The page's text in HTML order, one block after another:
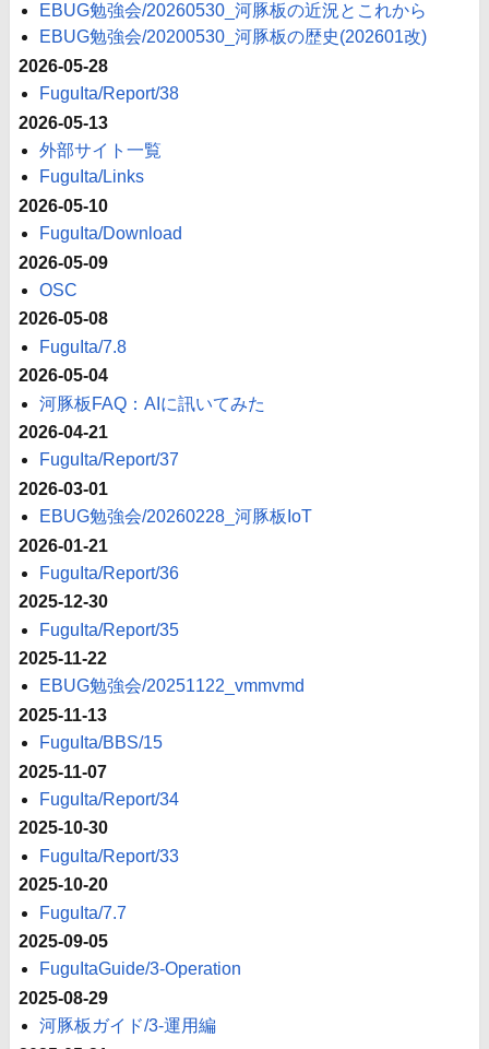
EBUG勉強会/20260530_河豚板の近況とこれから
EBUG勉強会/20200530_河豚板の歴史(202601改)
2026-05-28
FuguIta/Report/38
2026-05-13
外部サイト一覧
FuguIta/Links
2026-05-10
FuguIta/Download
2026-05-09
OSC
2026-05-08
FuguIta/7.8
2026-05-04
河豚板FAQ：AIに訊いてみた
2026-04-21
FuguIta/Report/37
2026-03-01
EBUG勉強会/20260228_河豚板IoT
2026-01-21
FuguIta/Report/36
2025-12-30
FuguIta/Report/35
2025-11-22
EBUG勉強会/20251122_vmmvmd
2025-11-13
FuguIta/BBS/15
2025-11-07
FuguIta/Report/34
2025-10-30
FuguIta/Report/33
2025-10-20
FuguIta/7.7
2025-09-05
FuguItaGuide/3-Operation
2025-08-29
河豚板ガイド/3-運用編